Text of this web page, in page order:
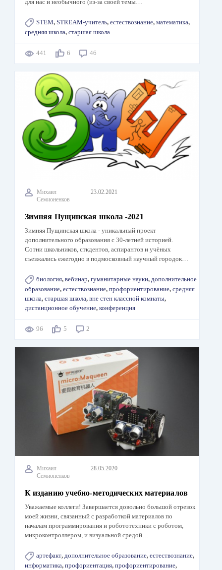
для нас и необычного (из-за своей темы…
STEM, STREAM-учитель, естествознание, математика,
средняя школа, старшая школа
441 6 46
Михаил
Семионенков
23.02.2021
Зимняя Пущинская школа -2021
Зимняя Пущинская школа - уникальный проект
дополнительного образования с 30-летней историей.
Сотни школьников, сткдентов, аспирантов и учёных
съезжались ежегодно в подмосковный научный городок…
биология, вебинар, гуманитарные науки, дополнительное
образование, естествознание, профориентирование, средняя
школа, старшая школа, вне стен классной комнаты,
дистанционное обучение, конференция
96 5 2
Михаил
Семионенков
28.05.2020
К изданию учебно-методических материалов
Уважаемые коллеги! Завершается довольно большой отрезок
моей жизни, связанный с разработкой материалов по
началам программирования и робототехники с роботом,
микроконтроллером, и визуальной средой…
артефакт, дополнительное образование, естествознание,
информатика, профориентация, профориентирование,